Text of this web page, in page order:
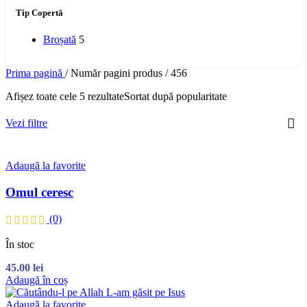
Tip Copertă
Broșată 5
Prima pagină / Număr pagini produs / 456
Afișez toate cele 5 rezultateSortat după popularitate
Vezi filtre
Adaugă la favorite
Omul ceresc
(0)
În stoc
45.00 lei
Adaugă în coș